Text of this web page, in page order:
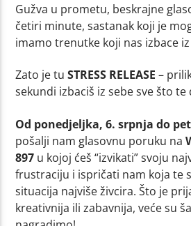
Gužva u prometu, beskrajne
četiri minute, sastanak koji je
imamo trenutke koji nas izbace
Zato je tuSTRESS RELEASE –
sekundi izbaciš iz sebe sve što
Od ponedjeljka, 6. srpnja do
pošalji nam glasovnu poruku na
897 u kojoj ćeš “izvikati” svoju
frustraciju i ispričati nam koja te
situacija najviše živcira. Što je
kreativnija ili zabavnija, veće su